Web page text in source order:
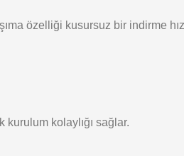
özelliği kusursuz bir indirme
kolaylığı sağlar.